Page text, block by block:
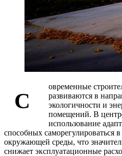
С
овременные
развиваются в
экологичности и
помещений. В
использование
способных саморегулироваться
окружающей среды, что
снижает эксплуатационные